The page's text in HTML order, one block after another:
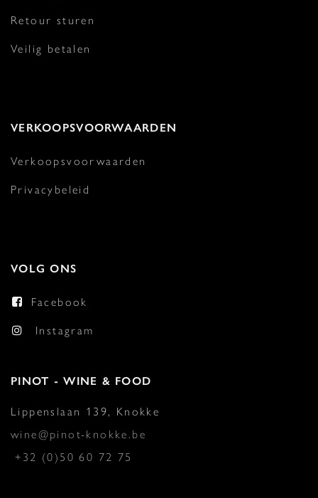
Retour sturen
Veilig betalen
VERKOOPSVOORWAARDEN
Verkoopsvoorwaarden
Privacybeleid
VOLG ONS
Facebook
Instagram
PINOT - WINE & FOOD
Lippenslaan 139, Knokke
wine@pinot-knokke.be
+32 (0)50 60 72 75